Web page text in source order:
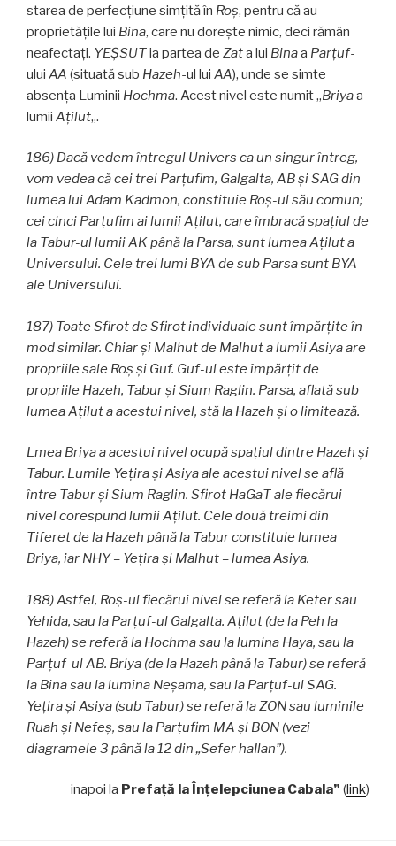
starea de perfecțiune simțită în Roş, pentru că au
proprietățile lui Bina, care nu dorește nimic, deci rămân
neafectaţi. YEŞSUTia partea de Zata lui Binaa Parţuf-
ului AA (situată sub Hazeh-ul lui AA), unde se simte
absența Luminii Hochma. Acest nivel este numit „Briyaa
lumii Aţilut„.
186) Dacă vedem întregul Univers ca un singur întreg,
vom vedea că cei trei Parţufim, Galgalta, AB și SAG din
lumea lui Adam Kadmon, constituie Roş-ul său comun;
cei cinci Parţufim ai lumii Aţilut, care îmbracă spațiul de
la Tabur-ul lumii AK până la Parsa, sunt lumea Aţilut a
Universului. Cele trei lumi BYA de sub Parsa sunt BYA
ale Universului.
187) Toate Sfirot de Sfirot individuale sunt împărțite în
mod similar. Chiar și Malhut de Malhut a lumii Asiya are
propriile sale Roş și Guf. Guf-ul este împărțit de
propriile Hazeh, Tabur și Sium Raglin. Parsa, aflată sub
lumea Aţilut a acestui nivel, stă la Hazeh și o limitează.
Lmea Briya a acestui nivel ocupă spațiul dintre Hazeh și
Tabur. Lumile Yeţira și Asiya ale acestui nivel se află
între Tabur și Sium Raglin. Sfirot HaGaT ale fiecărui
nivel corespund lumii Aţilut. Cele două treimi din
Tiferet de la Hazeh până la Tabur constituie lumea
Briya, iar NHY – Yeţira și Malhut – lumea Asiya.
188) Astfel, Roş-ul fiecărui nivel se referă la Keter sau
Yehida, sau la Parţuf-ul Galgalta. Aţilut (de la Peh la
Hazeh) se referă la Hochma sau la lumina Haya, sau la
Parţuf-ul AB. Briya (de la Hazeh până la Tabur) se referă
la Bina sau la lumina Neşama, sau la Parţuf-ul SAG.
Yeţira și Asiya (sub Tabur) se referă la ZON sau luminile
Ruah și Nefeş, sau la Parţufim MA și BON (vezi
diagramele 3 până la 12 din „Sefer haIlan”).
inapoi la Prefaţă la Înţelepciunea Cabala” (link)